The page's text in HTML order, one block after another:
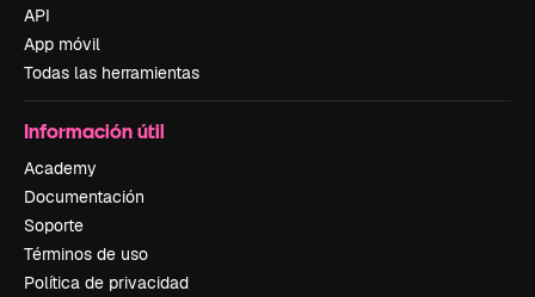
API
App móvil
Todas las herramientas
Información útil
Academy
Documentación
Soporte
Términos de uso
Política de privacidad